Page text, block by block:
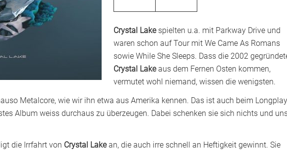
Crystal Lakespielten u.a. mit Parkway Drive und
waren schon auf Tour mit We Came As Romans
sowie While She Sleeps. Dass die 2002
Crystal Lakeaus dem Fernen Osten kommen,
vermutet wohl niemand, wissen die wenigsten.
Metalcore, wie wir ihn etwa aus Amerika kennen. Das ist auch beim
Album weiss durchaus zu überzeugen. Dabei schenken sie sich nichts und
die Irrfahrt von Crystal Lakean, die auch irre schnell an Heftigkeit gewinnt. Sie